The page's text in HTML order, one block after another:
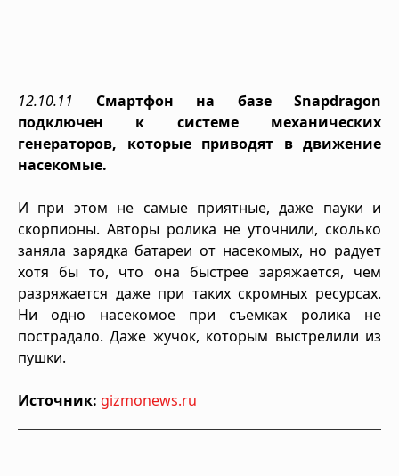
12.10.11 Cмартфон на базе Snapdragon
подключен к системе механических
генераторов, которые приводят в движение
насекомые.
И при этом не самые приятные, даже пауки и
скорпионы. Авторы ролика не уточнили, сколько
заняла зарядка батареи от насекомых, но радует
хотя бы то, что она быстрее заряжается, чем
разряжается даже при таких скромных ресурсах.
Ни одно насекомое при съемках ролика не
пострадало. Даже жучок, которым выстрелили из
пушки.
Источник: gizmonews.ru